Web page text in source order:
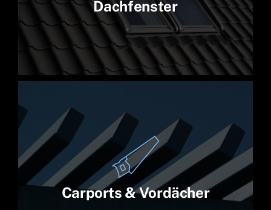
Dachfenster
Carports & Vordächer